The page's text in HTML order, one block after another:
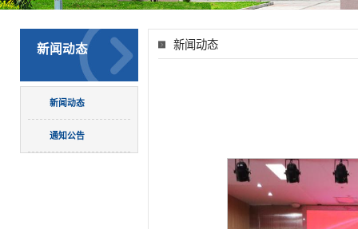
新闻动态
新闻动态
通知公告
新闻动态